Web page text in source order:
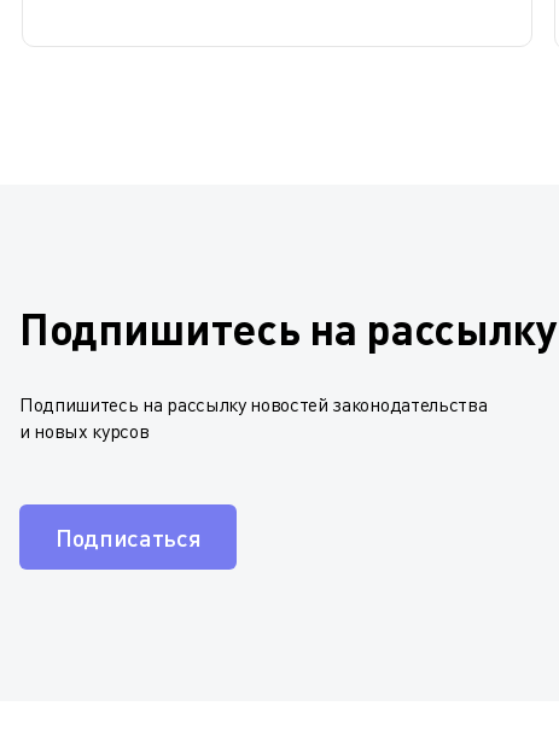
Подпишитесь на рассылку
Подпишитесь на рассылку новостей законодательства
и новых курсов
Подписаться